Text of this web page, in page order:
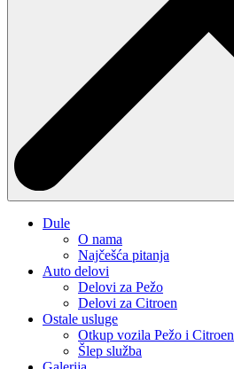
Dule
O nama
Najčešća pitanja
Auto delovi
Delovi za Pežo
Delovi za Citroen
Ostale usluge
Otkup vozila Pežo i Citroen
Šlep služba